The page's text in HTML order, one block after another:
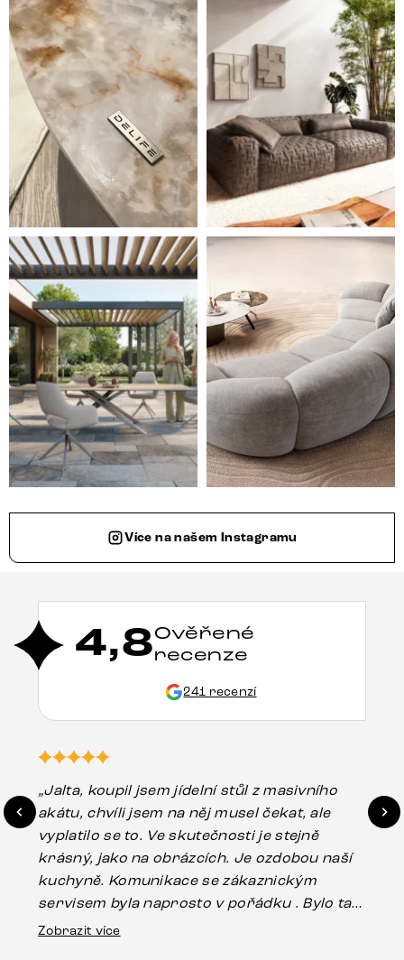
Styl, odolnost a společné chvíle pod širým nebem.
Ne každá pohovka je jen
Více na našem Instagramu
4,8Ověřené
recenze
241 recenzí
„Jalta, koupil jsem jídelní stůl z masivního
akátu, chvíli jsem na něj musel čekat, ale
vyplatilo se to. Ve skutečnosti je stejně
krásný, jako na obrázcích. Je ozdobou naší
kuchyně. Komunikace se zákaznickým
servisem byla naprosto v pořádku . Bylo tam
drobné poškození u nohy stolu, které mohlo
Zobrazit více